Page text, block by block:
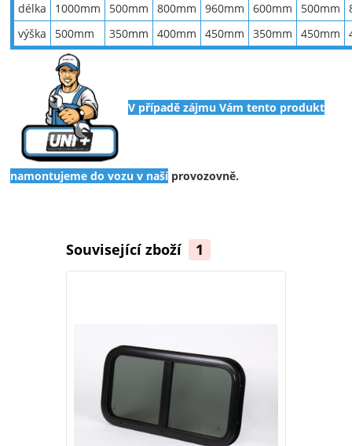
délka
1000mm 500mm 800mm 960mm 600mm 500mm
výška
500mm 350mm 400mm 450mm 350mm 450mm
V případě zájmu Vám tento produkt
namontujeme do vozu v naší provozovně.
Související zboží 1